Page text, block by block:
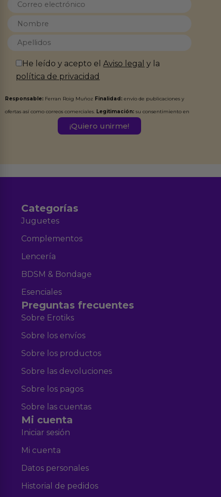
He leído y acepto elAviso legal y la
política de privacidad
Responsable: Ferran Roig Muñoz Finalidad: envío de publicaciones y
ofertas así como correos comerciales. Legitimación: su consentimiento en
Destinatarios:Ferran Roig Muñoz. Podrás ejercer tus
Categorías
Juguetes
Complementos
Lencería
BDSM & Bondage
Esenciales
Preguntas frecuentes
Sobre Erotiks
Sobre los envíos
Sobre los productos
Sobre las devoluciones
Sobre los pagos
Sobre las cuentas
Mi cuenta
Iniciar sesión
Mi cuenta
Datos personales
Historial de pedidos